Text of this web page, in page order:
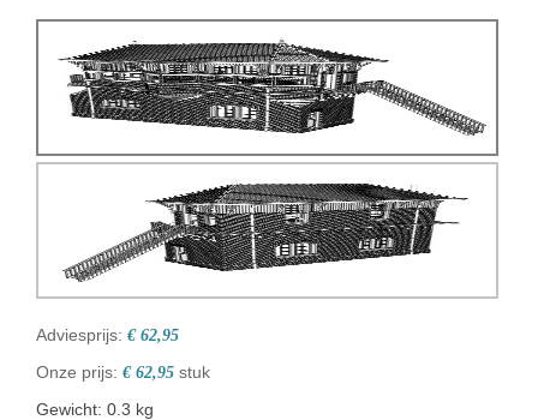
Adviesprijs: € 62,95
Onze prijs: € 62,95 stuk
Gewicht: 0.3 kg